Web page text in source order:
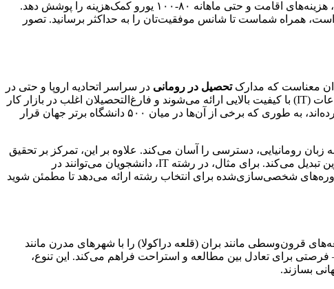
Government Scholarship)، که هر سال برای دانشجویان بین‌المللی از کشورهای غیراروپایی اعطا می‌شود، می‌تواند تا ۱۰۰ درصد شهریه، هزینه‌های اقامت و حتی ماهانه ۸۰-۱۰۰ یورو کمک‌هزینه را پوشش دهد.
همراه شماست تا شانس موفقیت‌تان را به حداکثر برسانید. تصور
تحصیل در رومانی در سراسر اتحادیه اروپا و حتی در
کشورهای خارج از آن، کاملاً معتبر و قابل انتقال هستند. رشته‌هایی مانند پزشکی، دندانپزشکی، مهندسی، حقوق، اقتصاد و فناوری اطلاعات (IT) با کیفیت بالایی ارائه می‌شوند و فارغ‌التحصیلان اغلب در بازار کار
جهانی جذب می‌شوند. دانشگاه‌های رومانیایی در رتبه‌بندی‌های جهانی مانند QS یا Times Higher Education، جایگاه‌های مناسبی کسب کرده‌اند، به طوری که برخی از آن‌ها در میان ۵۰۰ دانشگاه برتر جهان قرار
به زبان رومانیایی، دسترسی را آسان می‌کند. علاوه بر این، تمرکز بر تحقیق
را به تجربه‌ای تحول‌آفرین تبدیل می‌کند. برای مثال، در رشته IT، دانشجویان می‌توانند در
شخصی‌سازی‌شده برای انتخاب رشته ارائه می‌دهد تا مطمئن شوید
قرون‌وسطی مانند بران (قلعه دراکولا) را با شهرهای مدرن مانند
برای تعادل بین مطالعه و استراحت فراهم می‌کند. این تنوع،
بسازند.